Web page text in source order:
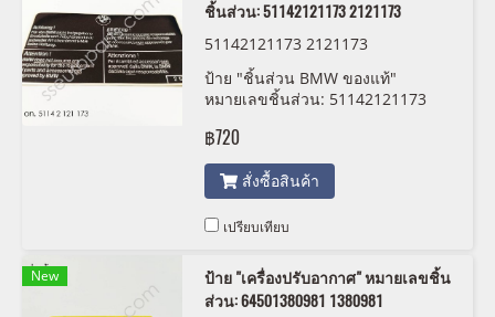
ชิ้นส่วน: 51142121173 2121173
51142121173 2121173
ป้าย "ชิ้นส่วน BMW ของแท้"
หมายเลขชิ้นส่วน: 51142121173
฿720
สั่งซื้อสินค้า
เปรียบเทียบ
New
ป้าย "เครื่องปรับอากาศ" หมายเลขชิ้น
ส่วน: 64501380981 1380981